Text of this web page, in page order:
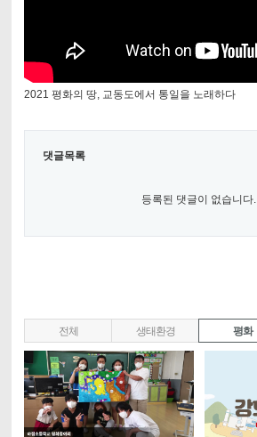
2021 평화의 땅, 교동도에서 통일을 노래하다
댓글목록
등록된 댓글이 없습니다.
전체 생태환경 평화